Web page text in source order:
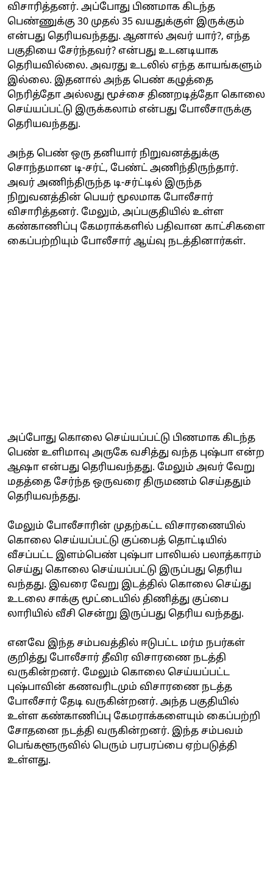
விசாரித்தனர். அப்போது பிணமாக கிடந்த
பெண்ணுக்கு 30 முதல் 35 வயதுக்குள் இருக்கும்
என்பது தெரியவந்தது. ஆனால் அவர் யார்?, எந்த
பகுதியை சேர்ந்தவர்? என்பது உடனடியாக
தெரியவில்லை. அவரது உடலில் எந்த காயங்களும்
இல்லை. இதனால் அந்த பெண் கழுத்தை
நெரித்தோ அல்லது மூச்சை திணறடித்தோ கொலை
செய்யப்பட்டு இருக்கலாம் என்பது போலீசாருக்கு
தெரியவந்தது.
அந்த பெண் ஒரு தனியார் நிறுவனத்துக்கு
சொந்தமான டி-சர்ட், பேண்ட் அணிந்திருந்தார்.
அவர் அணிந்திருந்த டி-சர்ட்டில் இருந்த
நிறுவனத்தின் பெயர் மூலமாக போலீசார்
விசாரித்தனர். மேலும், அப்பகுதியில் உள்ள
கண்காணிப்பு கேமராக்களில் பதிவான காட்சிகளை
கைப்பற்றியும் போலீசார் ஆய்வு நடத்தினார்கள்.
அப்போது கொலை செய்யப்பட்டு பிணமாக கிடந்த
பெண் உளிமாவு அருகே வசித்து வந்த புஷ்பா என்ற
ஆஷா என்பது தெரியவந்தது. மேலும் அவர் வேறு
மதத்தை சேர்ந்த ஒருவரை திருமணம் செய்ததும்
தெரியவந்தது.
மேலும் போலீசாரின் முதற்கட்ட விசாரணையில்
கொலை செய்யப்பட்டு குப்பைத் தொட்டியில்
வீசப்பட்ட இளம்பெண் புஷ்பா பாலியல் பலாத்காரம்
செய்து கொலை செய்யப்பட்டு இருப்பது தெரிய
வந்தது. இவரை வேறு இடத்தில் கொலை செய்து
உடலை சாக்கு மூட்டையில் திணித்து குப்பை
லாரியில் வீசி சென்று இருப்பது தெரிய வந்தது.
எனவே இந்த சம்பவத்தில் ஈடுபட்ட மர்ம நபர்கள்
குறித்து போலீசார் தீவிர விசாரணை நடத்தி
வருகின்றனர். மேலும் கொலை செய்யப்பட்ட
புஷ்பாவின் கணவரிடமும் விசாரணை நடத்த
போலீசார் தேடி வருகின்றனர். அந்த பகுதியில்
உள்ள கண்காணிப்பு கேமராக்களையும் கைப்பற்றி
சோதனை நடத்தி வருகின்றனர். இந்த சம்பவம்
பெங்களூருவில் பெரும் பரபரப்பை ஏற்படுத்தி
உள்ளது.